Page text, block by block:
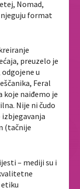
Nomad,
njeguju format
preuzelo je
u
Feral
koje naiđemo je
Nije ni čudo
izbjegavanja
(tačnije
– mediji su i